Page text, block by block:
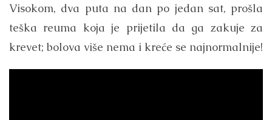
Visokom, dva puta na dan po jedan sat, prošla
teška reuma koja je prijetila da ga zakuje za
krevet; bolova više nema i kreće se najnormalnije!